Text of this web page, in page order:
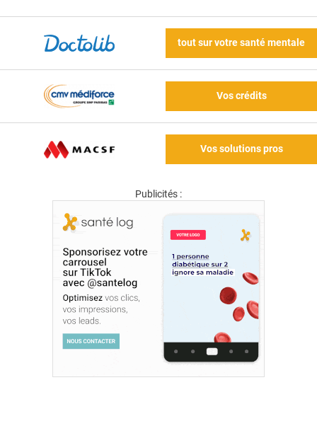
tout sur votre santé mentale
Vos crédits
Vos solutions pros
Publicités :